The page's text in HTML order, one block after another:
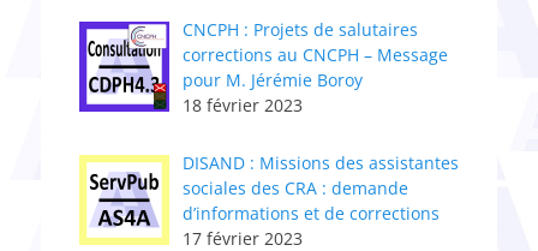
CNCPH : ​Projets de salutaires
corrections au CNCPH – Message
pour M. Jérémie Boroy
18 février 2023
DISAND : Missions des assistantes
sociales des CRA : demande
d’informations et de corrections
17 février 2023